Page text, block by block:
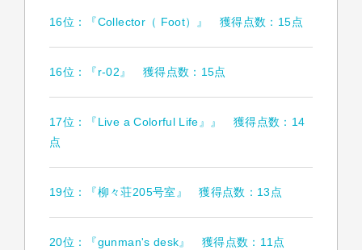
16位：『Collector（ Foot）』 獲得点数：15点
16位：『r-02』 獲得点数：15点
17位：『Live a Colorful Life』』 獲得点数：14
点
19位：『柳々荘205号室』 獲得点数：13点
20位：『gunman's desk』 獲得点数：11点